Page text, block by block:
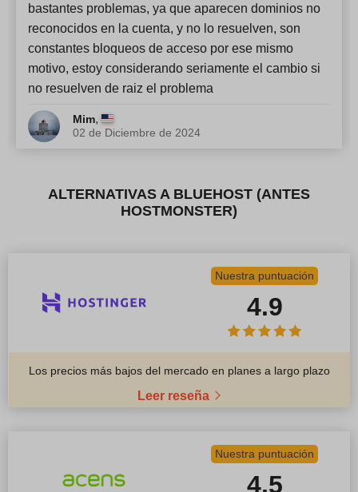
bastantes problemas, ya que aparecen dominios no
reconocidos en la cuenta, y no lo resuelven, son
constantes bloqueos de acceso por ese mismo
motivo, estoy considerando seriamente el cambio si
no resuelven de raiz el problema
Mim,
02 de Diciembre de 2024
ALTERNATIVAS A BLUEHOST (ANTES
HOSTMONSTER)
Nuestra puntuación
4.9
Los precios más bajos del mercado en planes a largo plazo
Leer reseña
Nuestra puntuación
4.5